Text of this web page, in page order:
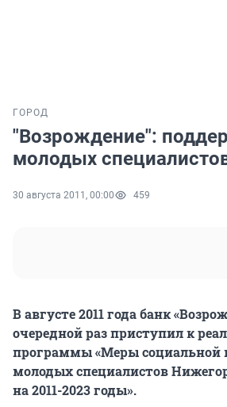
ГОРОД
"Возрождение":
молодых
30 августа 2011, 00:00 459
В августе 2011 года банк
очередной раз приступил к
программы «Меры социальной
молодых специалистов
на 2011-2023 годы».